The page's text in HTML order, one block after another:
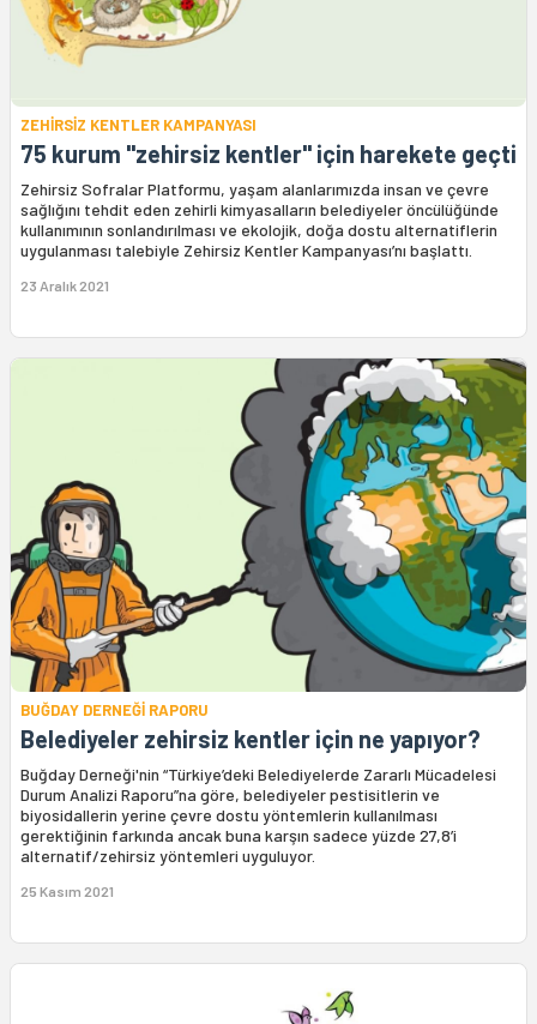
ZEHİRSİZ KENTLER KAMPANYASI
75 kurum "zehirsiz kentler" için harekete geçti
Zehirsiz Sofralar Platformu, yaşam alanlarımızda insan ve çevre
sağlığını tehdit eden zehirli kimyasalların belediyeler öncülüğünde
kullanımının sonlandırılması ve ekolojik, doğa dostu alternatiflerin
uygulanması talebiyle Zehirsiz Kentler Kampanyası’nı başlattı.
23 Aralık 2021
BUĞDAY DERNEĞİ RAPORU
Belediyeler zehirsiz kentler için ne yapıyor?
Buğday Derneği'nin “Türkiye’deki Belediyelerde Zararlı Mücadelesi
Durum Analizi Raporu”na göre, belediyeler pestisitlerin ve
biyosidallerin yerine çevre dostu yöntemlerin kullanılması
gerektiğinin farkında ancak buna karşın sadece yüzde 27,8’i
alternatif/zehirsiz yöntemleri uyguluyor.
25 Kasım 2021